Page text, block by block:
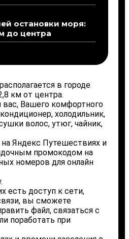
остановки моря:
до центра
в городе
км от центра.
Вашего комфортного
холодильник,
волос, утюг, чайник,
Яндекс Путешествиях и
промокодом на
номеров для онлайн
есть доступ к сети,
вы сможете
файл, связаться с
поработать при